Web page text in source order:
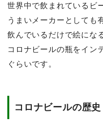
世界中で飲まれているビ
うまいメーカーとしても
飲んでいるだけで絵にな
コロナビールの瓶をイン
ぐらいです。
コロナビールの歴史